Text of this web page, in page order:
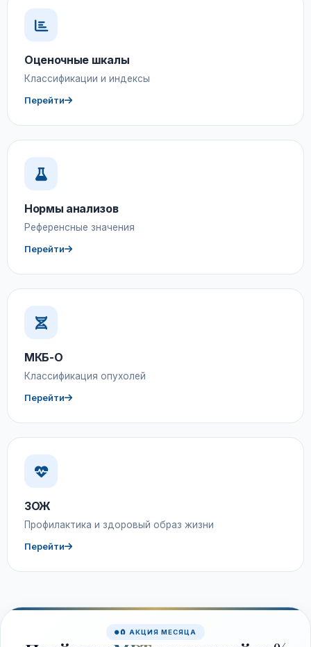
Оценочные шкалы
Классификации и индексы
Перейти
Нормы анализов
Референсные значения
Перейти
МКБ-О
Классификация опухолей
Перейти
ЗОЖ
Профилактика и здоровый образ жизни
Перейти
🧲 АКЦИЯ МЕСЯЦА